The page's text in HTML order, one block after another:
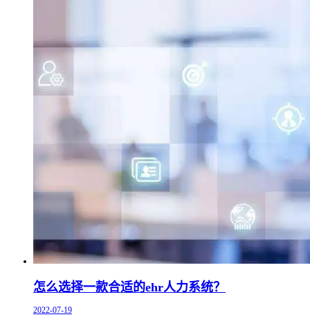
怎么选择一款合适的ehr人力系统？
2022-07-19